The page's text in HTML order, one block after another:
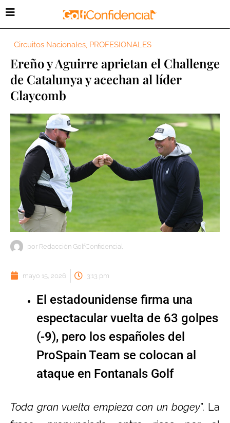
Circuitos Nacionales, PROFESIONALES
Ereño y Aguirre aprietan el Challenge
de Catalunya y acechan al líder
Claycomb
por Redacción GolfConfidencial
mayo 15, 2026 3:13 pm
El estadounidense firma una
espectacular vuelta de 63 golpes
(-9), pero los españoles del
ProSpain Team se colocan al
ataque en Fontanals Golf
Toda gran vuelta empieza con un bogey”. La